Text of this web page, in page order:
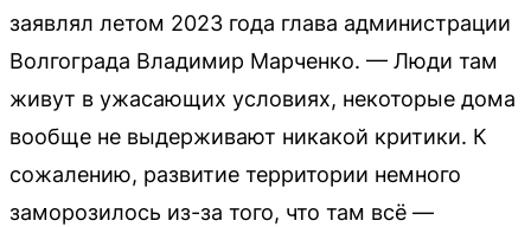
заявлял летом 2023 года глава администрации
Волгограда Владимир Марченко. — Люди там
живут в ужасающих условиях, некоторые дома
вообще не выдерживают никакой критики. К
сожалению, развитие территории немного
заморозилось из-за того, что там всё —